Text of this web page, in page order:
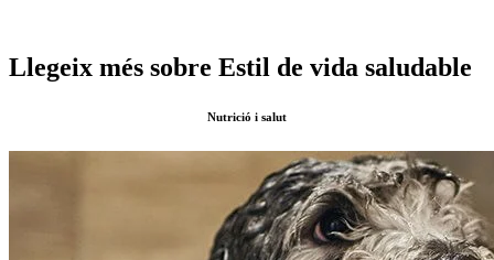
Llegeix més sobre Estil de vida saludable
Nutrició i salut